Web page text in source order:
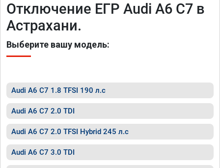
Отключение ЕГР Audi A6 C7 в
Астрахани.
Выберите вашу модель:
Audi A6 C7 1.8 TFSI 190 л.с
Audi A6 C7 2.0 TDI
Audi A6 C7 2.0 TFSI Hybrid 245 л.с
Audi A6 C7 3.0 TDI